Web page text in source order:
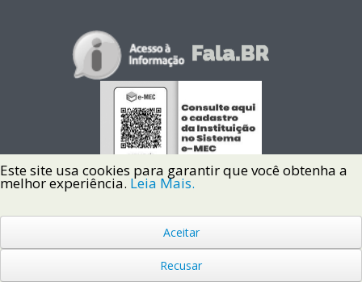
Copyright © 2022 Instituto Federal de Santa Catarina IFSC
Todos os Direitos Reservados.
Este site usa cookies para garantir que você obtenha a
melhor experiência. Leia Mais.
Aceitar
Recusar